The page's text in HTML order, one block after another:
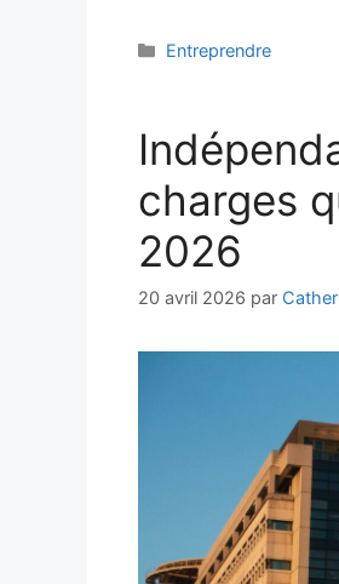
Catégories
Entreprendre
charges
2026
20 avril 2026 par